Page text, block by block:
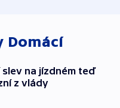
Domácí
slev na jízdném teď
z vlády